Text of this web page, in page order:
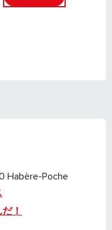
Habère-Poche
！